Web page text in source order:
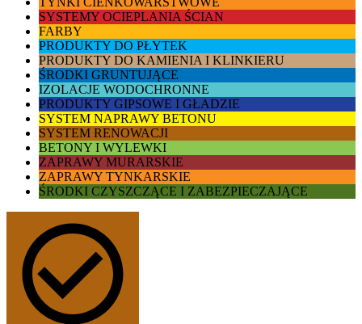
SYSTEMY OCIEPLANIA ŚCIAN
FARBY
PRODUKTY DO PŁYTEK
PRODUKTY DO KAMIENIA I KLINKIERU
ŚRODKI GRUNTUJĄCE
IZOLACJE WODOCHRONNE
PRODUKTY GIPSOWE I GŁADZIE
SYSTEM NAPRAWY BETONU
SYSTEM RENOWACJI
BETONY I WYLEWKI
ZAPRAWY MURARSKIE
ZAPRAWY TYNKARSKIE
ŚRODKI CZYSZCZĄCE I ZABEZPIECZAJĄCE